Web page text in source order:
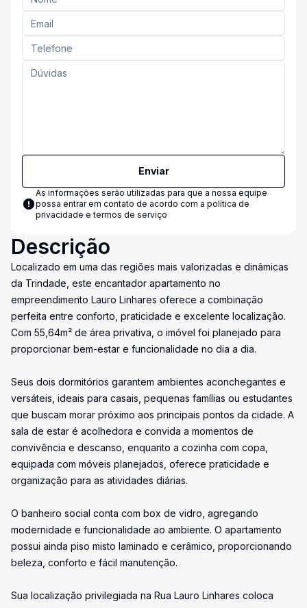
Enviar
As informações serão utilizadas para que a nossa equipe
possa entrar em contato de acordo com a política de
privacidade e termos de serviço
Descrição
Localizado em uma das regiões mais valorizadas e dinâmicas
da Trindade, este encantador apartamento no
empreendimento Lauro Linhares oferece a combinação
perfeita entre conforto, praticidade e excelente localização.
Com 55,64m² de área privativa, o imóvel foi planejado para
proporcionar bem-estar e funcionalidade no dia a dia.
Seus dois dormitórios garantem ambientes aconchegantes e
versáteis, ideais para casais, pequenas famílias ou estudantes
que buscam morar próximo aos principais pontos da cidade. A
sala de estar é acolhedora e convida a momentos de
convivência e descanso, enquanto a cozinha com copa,
equipada com móveis planejados, oferece praticidade e
organização para as atividades diárias.
O banheiro social conta com box de vidro, agregando
modernidade e funcionalidade ao ambiente. O apartamento
possui ainda piso misto laminado e cerâmico, proporcionando
beleza, conforto e fácil manutenção.
Sua localização privilegiada na Rua Lauro Linhares coloca